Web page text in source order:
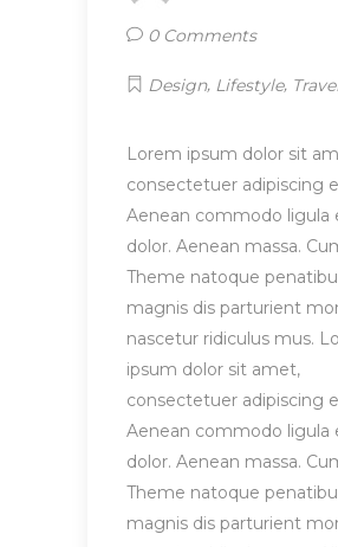
0 Comments
Design, Lifestyle,
Lorem ipsum dolor sit
consectetuer adipiscing
Aenean commodo ligula
dolor. Aenean massa.
Theme natoque
magnis dis parturient
nascetur ridiculus mus.
ipsum dolor sit amet,
consectetuer adipiscing
Aenean commodo ligula
dolor. Aenean massa.
Theme natoque
magnis dis parturient